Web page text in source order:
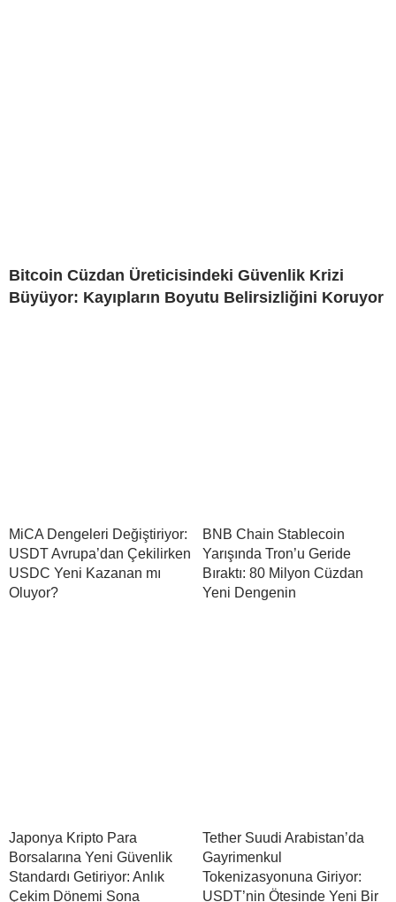
Bitcoin Cüzdan Üreticisindeki Güvenlik Krizi
Büyüyor: Kayıpların Boyutu Belirsizliğini Koruyor
MiCA Dengeleri Değiştiriyor:
USDT Avrupa’dan Çekilirken
USDC Yeni Kazanan mı
Oluyor?
BNB Chain Stablecoin
Yarışında Tron’u Geride
Bıraktı: 80 Milyon Cüzdan
Yeni Dengenin
Japonya Kripto Para
Borsalarına Yeni Güvenlik
Standardı Getiriyor: Anlık
Çekim Dönemi Sona
Tether Suudi Arabistan’da
Gayrimenkul
Tokenizasyonuna Giriyor:
USDT’nin Ötesinde Yeni Bir